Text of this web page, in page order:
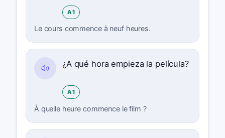
A1
Le cours commence à neuf heures.
¿A qué hora empieza la película?
A1
À quelle heure commence le film ?